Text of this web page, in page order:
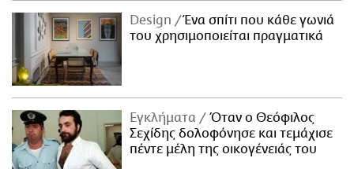
Design
Ένα σπίτι που κάθε γωνιά
του χρησιμοποιείται πραγματικά
Εγκλήματα
Όταν ο Θεόφιλος
Σεχίδης δολοφόνησε και τεμάχισε
πέντε μέλη της οικογένειάς του